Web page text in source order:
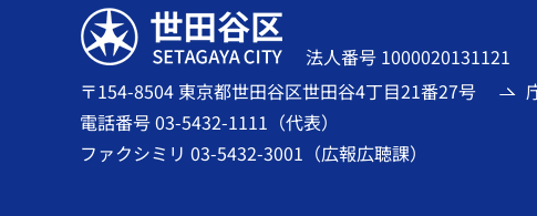
世田谷区
法人番号 1000020131121
〒154-8504 東京都世田谷区世田谷4丁目21番27号
電話番号 03-5432-1111（代表）
ファクシミリ 03-5432-3001（広報広聴課）